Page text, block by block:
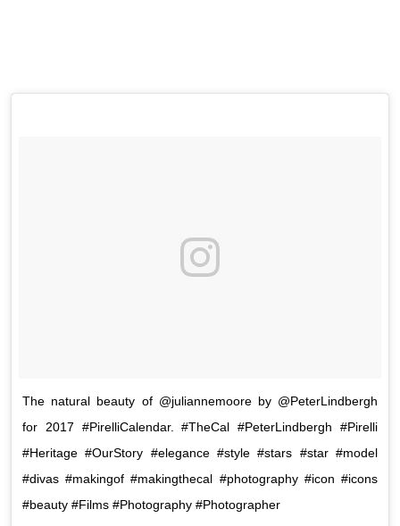
The natural beauty of @juliannemoore by @PeterLindbergh
for 2017 #PirelliCalendar. #TheCal #PeterLindbergh #Pirelli
#Heritage #OurStory #elegance #style #stars #star #model
#divas #makingof #makingthecal #photography #icon #icons
#beauty #Films #Photography #Photographer